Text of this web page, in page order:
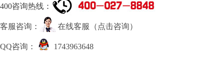
400咨询热线：
客服咨询： 在线客服（点击咨询）
QQ咨询： 1743963648